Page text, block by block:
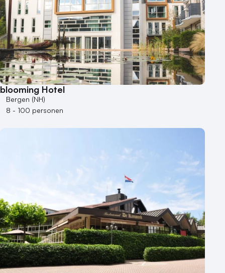
Locaties aan zee
Museum
Theater
Varende locatie
blooming Hotel
Bergen (NH)
8 - 100 personen